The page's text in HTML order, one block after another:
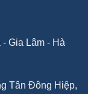
Gia Lâm - Hà
Tân Đông Hiệp,